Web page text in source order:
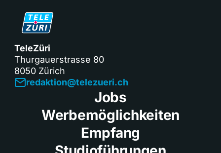
TeleZüri
Thurgauerstrasse 80
8050 Zürich
redaktion@telezueri.ch
Jobs
Werbemöglichkeiten
Empfang